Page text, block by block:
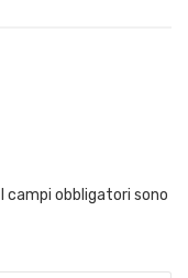
I campi obbligatori sono